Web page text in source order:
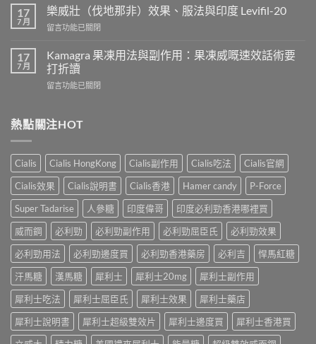
鋼
導
不
孕
嗎？
科
證
你
真
相，
備
孕
男
必
讀〉
常
人
吃
利
士
怎
位
真
實
體
驗
＋
醫
真
相
大
開〉
中
17
7 月
樂威壯（伐地那非）效果、服法與印度 Levifil-20
在
威
壯
（伐
地
效
法
與
印
度
Levifil-
20〉
留言功能已關閉
17
7 月
Kamagra 果凍用法與副作用：果凍威嘅速效話術要
打折讀
在
凍
用
與
副
作
用：
果
凍
嘅
速
效
術
要
打
折
讀〉
留言功能已關閉
熱點關注HOT
Cialis Cialis HongKong Cialis副作用 Cialis吃法
Cialis官網
Cialis效果
Cialis說明書 Cialis香港 Hamer candy
P-Force
Super Tadarise
人參糖 印度偉哥
印度必利勁香港哪裡買
威而鋼
必利勁 必利勁副作用 必利勁屈臣氏
必利勁效果
必利勁用法
必利勁邊度買 必利勁香港藥房 必利吉
悍馬紅糖
汗馬糖
漢馬糖 犀利士 犀利士20mg
犀利士副作用
犀利士吃法
犀利士屈臣氏 犀利士效果
犀利士藥店
犀利士說明書
犀利士超級雙效片 犀利士邊度買
犀利士香港買